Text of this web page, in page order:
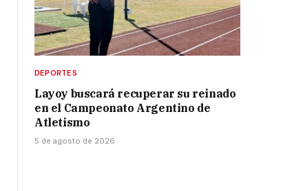
DEPORTES
Layoy buscará recuperar su reinado
en el Campeonato Argentino de
Atletismo
5 de agosto de 2026